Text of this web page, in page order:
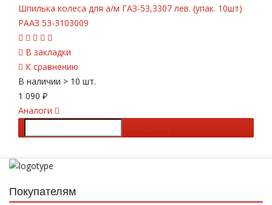
Шпилька колеса для а/м ГАЗ-53,3307 лев. (упак. 10шт)
РААЗ 53-3103009
В закладки
К сравнению
В наличии > 10 шт.
1 090 ₽
Аналоги
Покупателям